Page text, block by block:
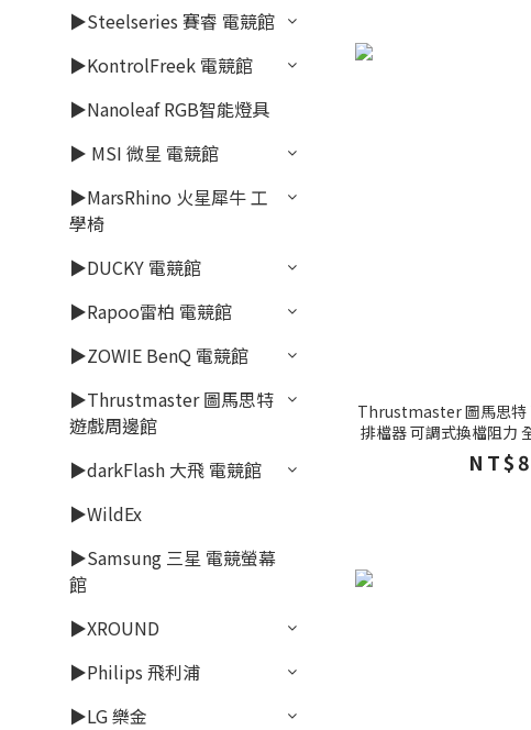
▶Steelseries 賽睿 電競館
▶KontrolFreek 電競館
▶Nanoleaf RGB智能燈具
▶ MSI 微星 電競館
▶MarsRhino 火星犀牛 工
學椅
▶DUCKY 電競館
▶Rapoo雷柏 電競館
▶ZOWIE BenQ 電競館
▶Thrustmaster 圖馬思特
遊戲周邊館
▶darkFlash 大飛 電競館
▶WildEx
▶Samsung 三星 電競螢幕
館
▶XROUND
▶Philips 飛利浦
▶LG 樂金
Thrustmaster 圖馬思特
排檔器 可調式換檔阻力